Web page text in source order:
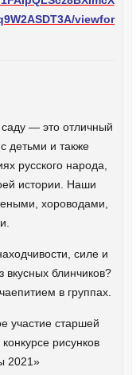
viewfor
саду — это отличный
детьми и также
русского народа,
истории. Наши
хороводами,
силе и
вкусных блинчиков?
в группах.
участие старшей
рисунков
2021»